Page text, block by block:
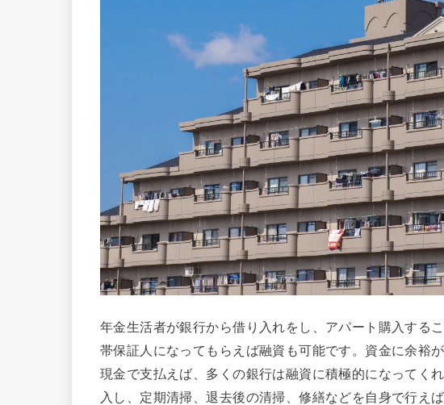
年金生活者が銀行から借り入れをし、アパート購入する
帯保証人になってもらえば融資も可能です。資金に余裕
現金で支払えば、多くの銀行は融資に積極的になってく
入し、定期清掃、退去後の清掃、修繕などを自身で行え